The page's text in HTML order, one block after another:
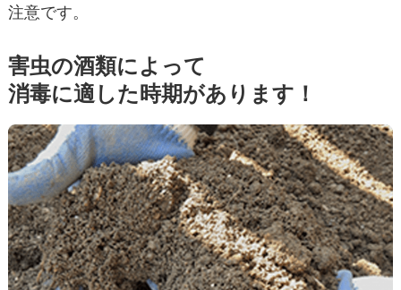
注意です。
害虫の酒類によって
消毒に適した時期があります！